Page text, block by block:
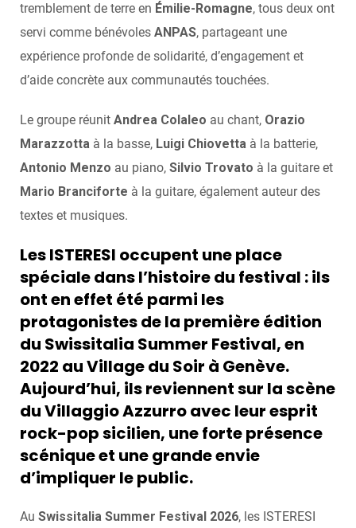
tremblement de terre en Émilie-Romagne, tous deux ont
servi comme bénévoles ANPAS, partageant une
expérience profonde de solidarité, d’engagement et
d’aide concrète aux communautés touchées.
Le groupe réunit Andrea Colaleo au chant, Orazio
Marazzotta à la basse, Luigi Chiovetta à la batterie,
Antonio Menzo au piano, Silvio Trovato à la guitare et
Mario Branciforte à la guitare, également auteur des
textes et musiques.
Les ISTERESI occupent une place
spéciale dans l’histoire du festival : ils
ont en effet été parmi les
protagonistes de la première édition
du Swissitalia Summer Festival, en
2022 auVillage du Soir à Genève.
Aujourd’hui, ils reviennent sur la scène
duVillaggio Azzurroavec leur esprit
rock-pop sicilien, une forte présence
scénique et une grande envie
d’impliquer le public.
Au Swissitalia Summer Festival 2026, les ISTERESI